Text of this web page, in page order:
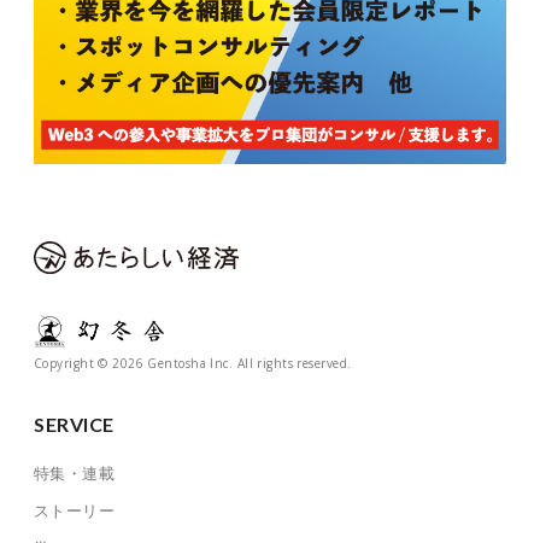
Copyright © 2026 Gentosha Inc. All rights reserved.
SERVICE
特集・連載
ストーリー